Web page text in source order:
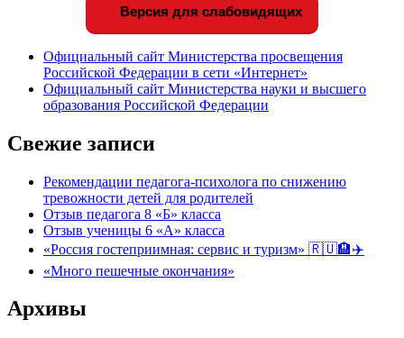
Версия для слабовидящих
Официальный сайт Министерства просвещения
Российской Федерации в сети «Интернет»
Официальный сайт Министерства науки и высшего
образования Российской Федерации
Свежие записи
Рекомендации педагога-психолога по снижению
тревожности детей для родителей
Отзыв педагога 8 «Б» класса
Отзыв ученицы 6 «А» класса
«Россия гостеприимная: сервис и туризм» 🇷🇺🏨✈️
«Много пешечные окончания»
Архивы